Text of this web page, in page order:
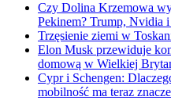
Czy Dolina Krzemowa
Pekinem? Trump, Nvidia
Trzęsienie ziemi w
Elon Musk przewiduje
domową w Wielkiej
Cypr i Schengen:
mobilność ma teraz